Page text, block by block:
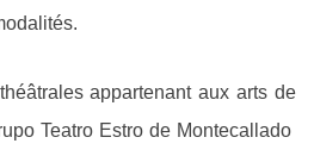
appartenant aux arts de
Teatro Estro de Montecallado